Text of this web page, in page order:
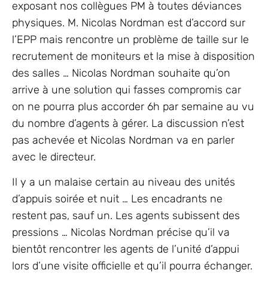
exposant nos collègues PM à toutes déviances
physiques. M. Nicolas Nordman est d’accord sur
l’EPP mais rencontre un problème de taille sur le
recrutement de moniteurs et la mise à disposition
des salles … Nicolas Nordman souhaite qu’on
arrive à une solution qui fasses compromis car
on ne pourra plus accorder 6h par semaine au vu
du nombre d’agents à gérer. La discussion n’est
pas achevée et Nicolas Nordman va en parler
avec le directeur.
Il y a un malaise certain au niveau des unités
d’appuis soirée et nuit … Les encadrants ne
restent pas, sauf un. Les agents subissent des
pressions … Nicolas Nordman précise qu’il va
bientôt rencontrer les agents de l’unité d’appui
lors d’une visite officielle et qu’il pourra échanger.